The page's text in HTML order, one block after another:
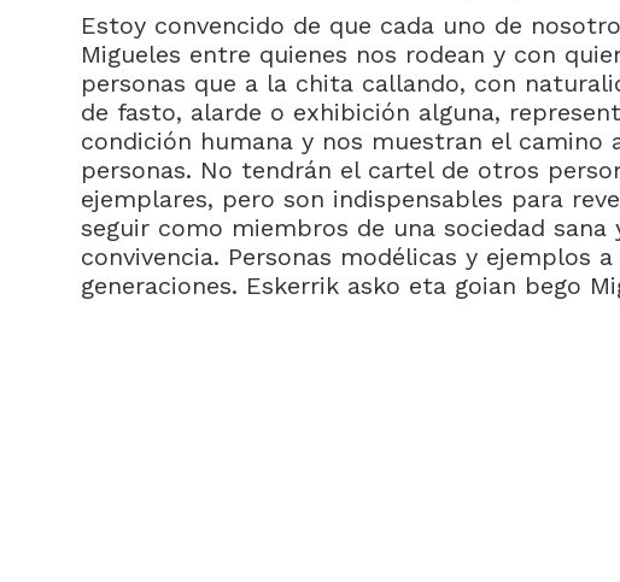
Estoy convencido de que cada uno de
Migueles entre quienes nos rodean y con
personas que a la chita callando, con
de fasto, alarde o exhibición alguna,
condición humana y nos muestran el camino
personas. No tendrán el cartel de otros
ejemplares, pero son indispensables para
seguir como miembros de una sociedad sana
convivencia. Personas modélicas y ejemplos
generaciones. Eskerrik asko eta goian bego